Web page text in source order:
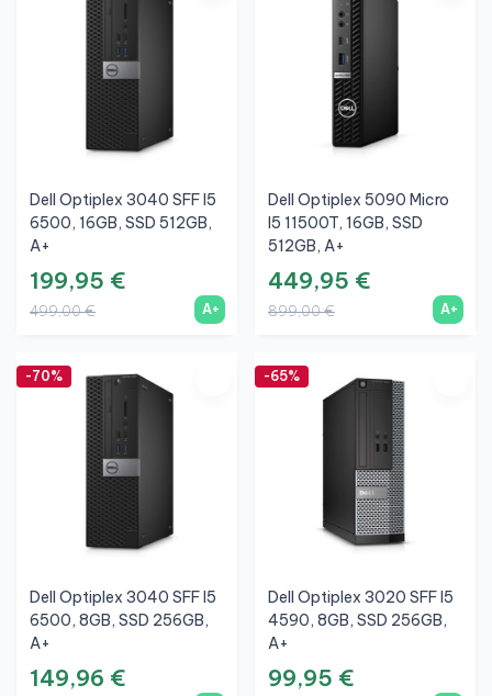
Dell Optiplex 3040 SFF I5
6500, 16GB, SSD 512GB,
A+
199,95 €
499,00 € A+
Dell Optiplex 5090 Micro
I5 11500T, 16GB, SSD
512GB, A+
449,95 €
899,00 € A+
-70%
Dell Optiplex 3040 SFF I5
6500, 8GB, SSD 256GB,
A+
149,96 €
-65%
Dell Optiplex 3020 SFF I5
4590, 8GB, SSD 256GB,
A+
99,95 €